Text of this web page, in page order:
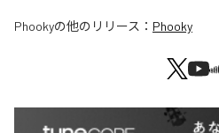
Phookyの他のリリース： Phooky